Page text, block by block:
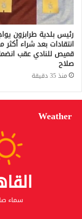
رئيس بلدية طرابزون
قميص للنادي عقب
صلاح
منذ 35 دقيقة
Weather
سماء